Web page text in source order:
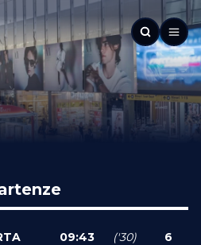
09:43 ('30) 6